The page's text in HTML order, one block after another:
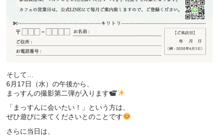
そして…
6月17日（水）の午後から、
まっすんの撮影第二弾が入ります
「まっすんに会いたい！」という方は、
ぜひ遊びに来てくださいとのことです
さらに当日は、